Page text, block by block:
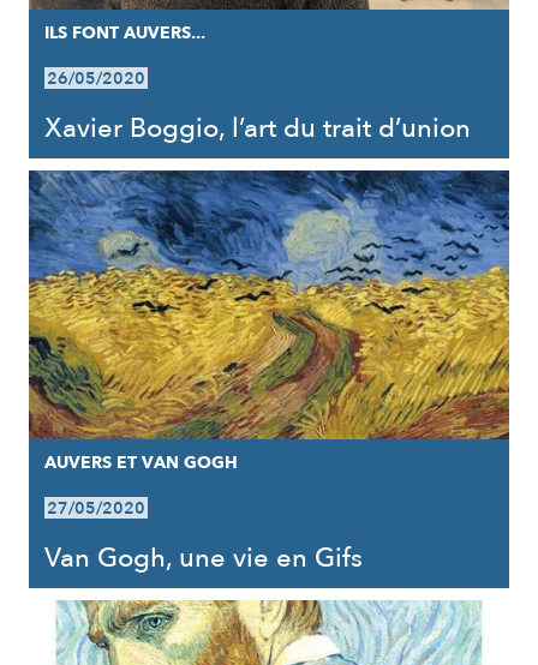
ILS FONT AUVERS...
26/05/2020
Xavier Boggio, l’art du trait d’union
AUVERS ET VAN GOGH
27/05/2020
Van Gogh, une vie en Gifs